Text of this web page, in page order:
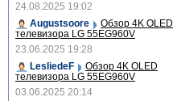
24.08.2025 19:02
Augustsoore
Обзор 4K OLED
телевизора LG 55EG960V
23.06.2025 19:28
LesliedeF
Обзор 4K OLED
телевизора LG 55EG960V
03.06.2025 20:14